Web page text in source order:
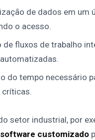
de dados em um
o acesso.
de fluxos de trabalho
do tempo necessário
setor industrial, por
software customizado